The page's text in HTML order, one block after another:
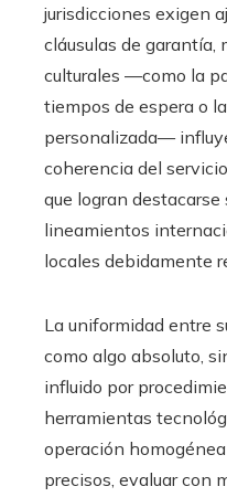
jurisdicciones exigen
cláusulas de garantía,
culturales —como la
tiempos de espera o
personalizada—
coherencia del
que logran
lineamientos
locales debidamente
La uniformidad entre
como algo absoluto,
influido por
herramientas
operación
precisos, evaluar con